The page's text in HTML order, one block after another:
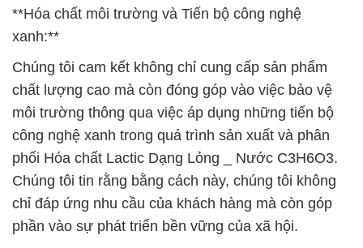
**Hóa chất môi trường và Tiến bộ công nghệ
xanh:**
Chúng tôi cam kết không chỉ cung cấp sản phẩm
chất lượng cao mà còn đóng góp vào việc bảo vệ
môi trường thông qua việc áp dụng những tiến bộ
công nghệ xanh trong quá trình sản xuất và phân
phối Hóa chất Lactic Dạng Lỏng _ Nước C3H6O3.
Chúng tôi tin rằng bằng cách này, chúng tôi không
chỉ đáp ứng nhu cầu của khách hàng mà còn góp
phần vào sự phát triển bền vững của xã hội.